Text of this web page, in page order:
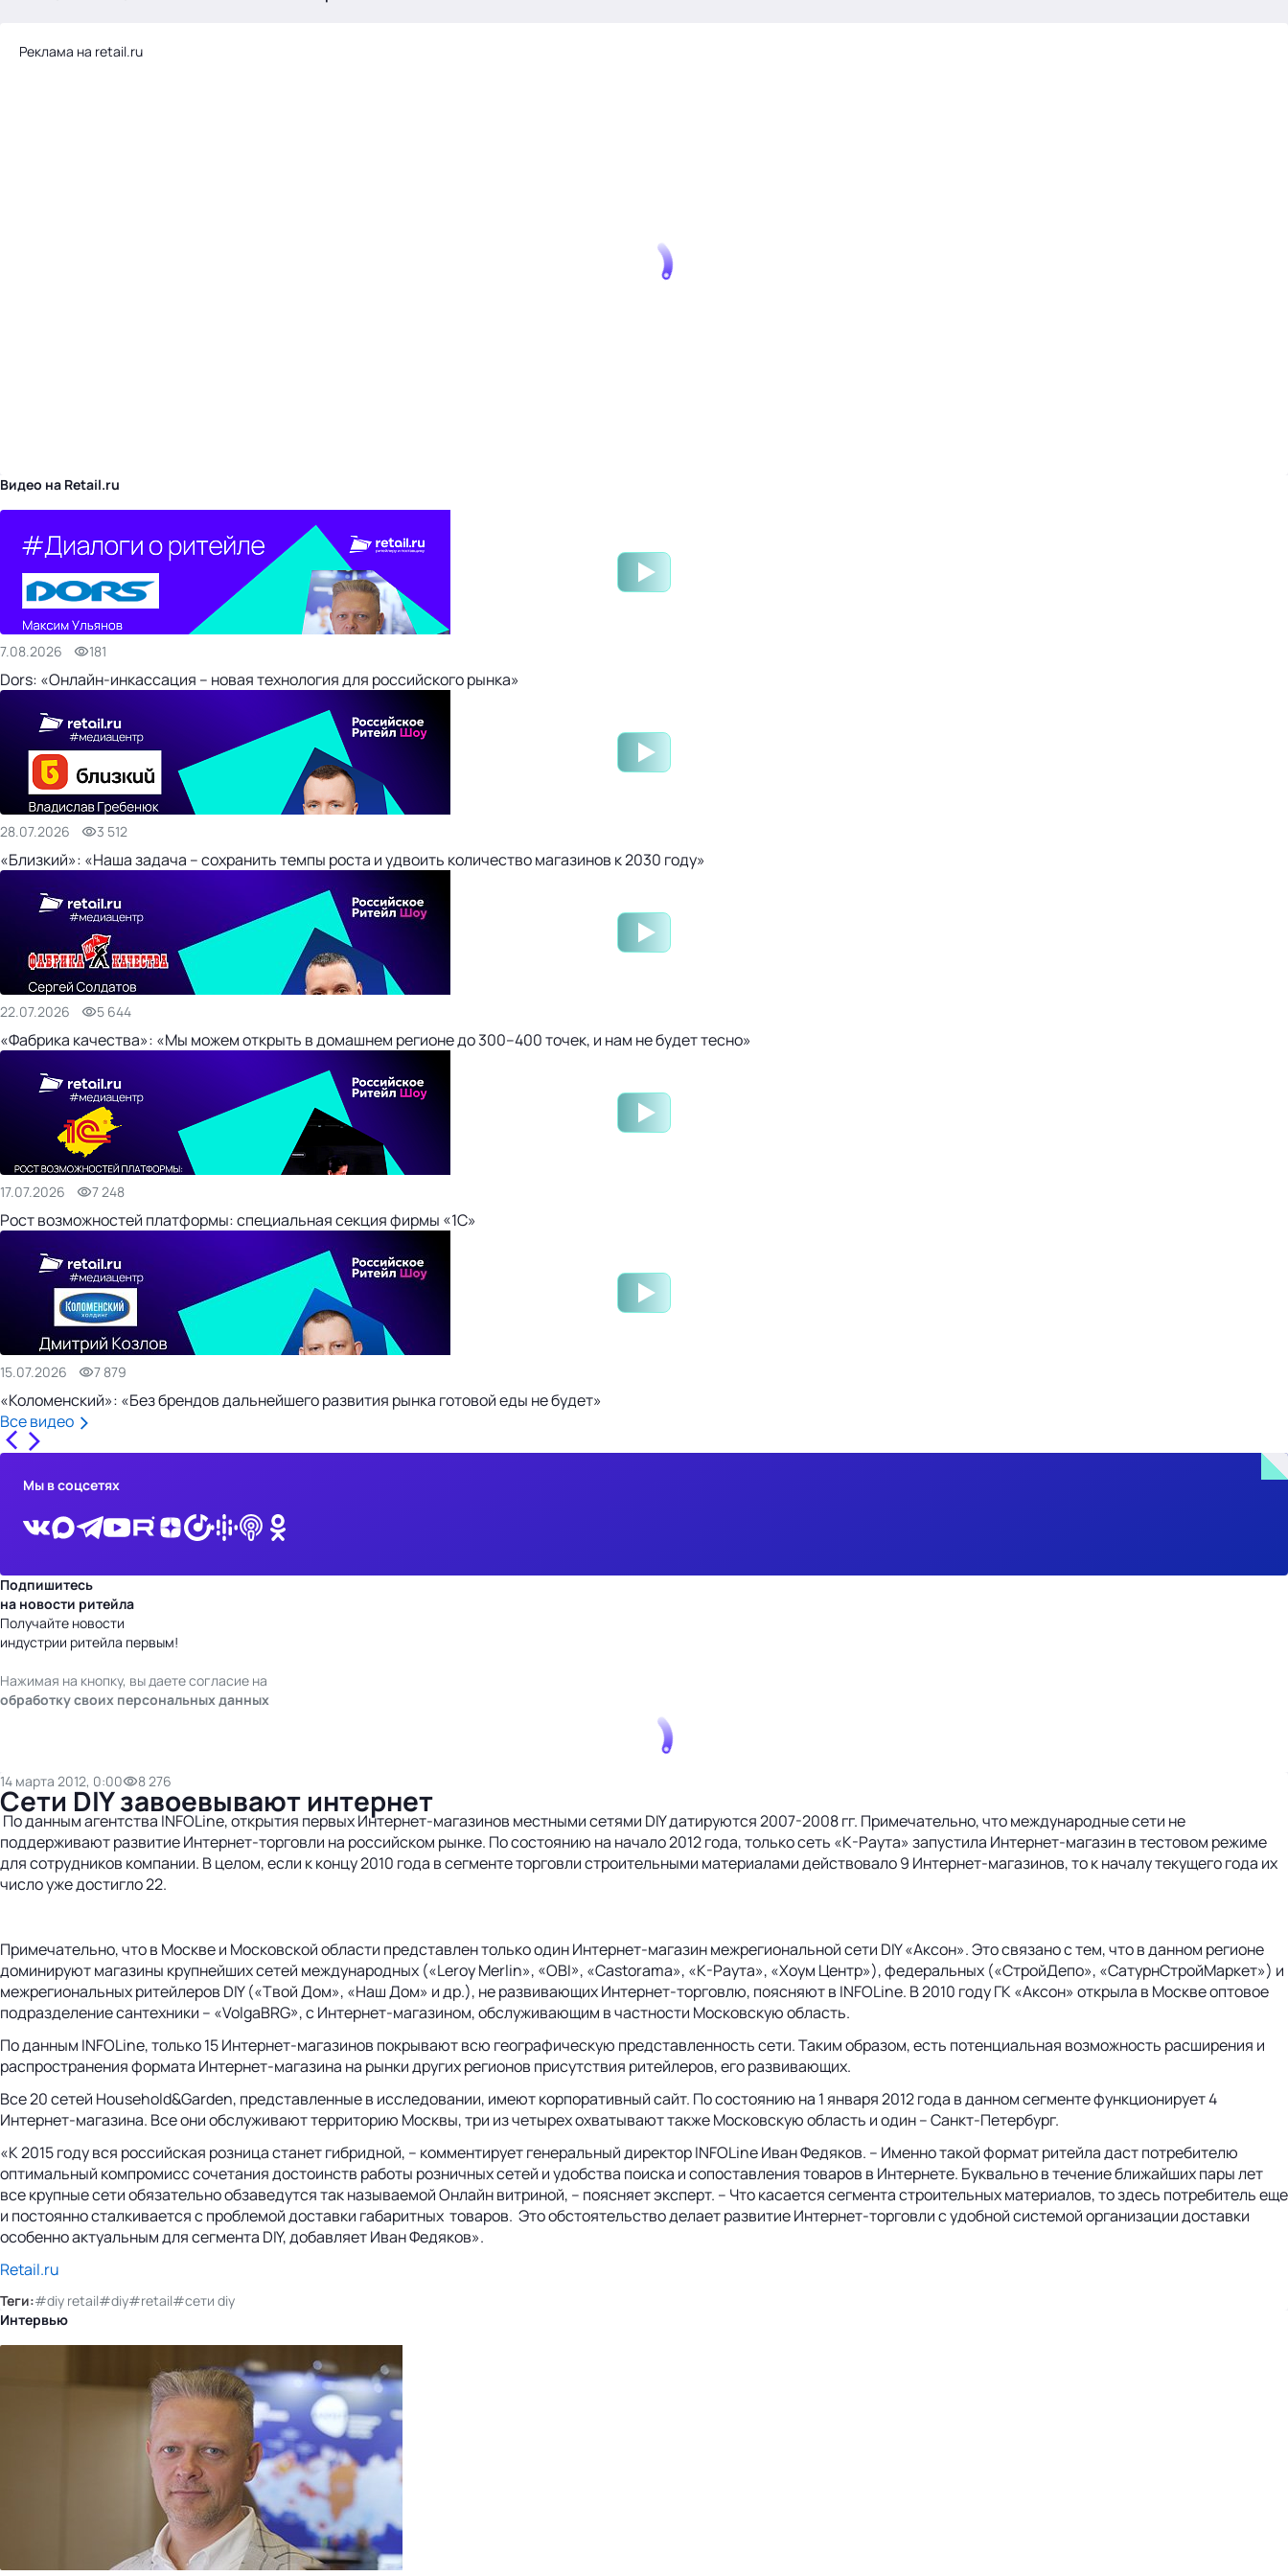
Реклама на retail.ru
Видео на Retail.ru
7.08.2026 181
Dors: «Онлайн-инкассация – новая технология для российского рынка»
28.07.2026 3 512
«Близкий»: «Наша задача – сохранить темпы роста и удвоить количество магазинов к 2030 году»
22.07.2026 5 644
«Фабрика качества»: «Мы можем открыть в домашнем регионе до 300–400 точек, и нам не будет тесно»
17.07.2026 7 248
Рост возможностей платформы: специальная секция фирмы «1С»
15.07.2026 7 879
«Коломенский»: «Без брендов дальнейшего развития рынка готовой еды не будет»
Все видео
Мы в соцсетях
Подпишитесь
на новости ритейла
Получайте новости
индустрии ритейла первым!
Нажимая на кнопку, вы даете согласие на
обработку своих персональных данных
14 марта 2012, 0:00 8 276
Сети DIY завоевывают интернет
По данным агентства INFOLine, открытия первых Интернет-магазинов местными сетями DIY датируются 2007-2008 гг. Примечательно, что международные сети не
поддерживают развитие Интернет-торговли на российском рынке. По состоянию на начало 2012 года, только сеть «К-Раута» запустила Интернет-магазин в тестовом режиме
для сотрудников компании. В целом, если к концу 2010 года в сегменте торговли строительными материалами действовало 9 Интернет-магазинов, то к началу текущего года их
число уже достигло 22.
Примечательно, что в Москве и Московской области представлен только один Интернет-магазин межрегиональной сети DIY «Аксон». Это связано с тем, что в данном регионе
доминируют магазины крупнейших сетей международных («Leroy Merlin», «OBI», «Castorama», «К-Раута», «Хоум Центр»), федеральных («СтройДепо», «СатурнСтройМаркет») и
межрегиональных ритейлеров DIY («Твой Дом», «Наш Дом» и др.), не развивающих Интернет-торговлю, поясняют в INFOLine. В 2010 году ГК «Аксон» открыла в Москве оптовое
подразделение сантехники – «VolgaBRG», с Интернет-магазином, обслуживающим в частности Московскую область.
По данным INFOLine, только 15 Интернет-магазинов покрывают всю географическую представленность сети. Таким образом, есть потенциальная возможность расширения и
распространения формата Интернет-магазина на рынки других регионов присутствия ритейлеров, его развивающих.
Все 20 сетей Household&Garden, представленные в исследовании, имеют корпоративный сайт. По состоянию на 1 января 2012 года в данном сегменте функционирует 4
Интернет-магазина. Все они обслуживают территорию Москвы, три из четырех охватывают также Московскую область и один – Санкт-Петербург.
«К 2015 году вся российская розница станет гибридной, – комментирует генеральный директор INFOLine Иван Федяков. – Именно такой формат ритейла даст потребителю
оптимальный компромисс сочетания достоинств работы розничных сетей и удобства поиска и сопоставления товаров в Интернете. Буквально в течение ближайших пары лет
все крупные сети обязательно обзаведутся так называемой Онлайн витриной, – поясняет эксперт. – Что касается сегмента строительных материалов, то здесь потребитель еще
и постоянно сталкивается с проблемой доставки габаритных товаров. Это обстоятельство делает развитие Интернет-торговли с удобной системой организации доставки
особенно актуальным для сегмента DIY, добавляет Иван Федяков».
Retail.ru
Теги:#diy retail#diy#retail#сети diy
Интервью